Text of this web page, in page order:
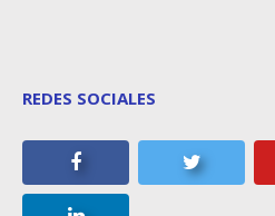
REDES SOCIALES